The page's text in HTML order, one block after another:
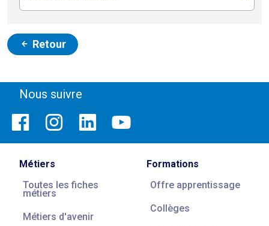
Retour
Nous suivre
Métiers
Toutes les fiches
métiers
Métiers d'avenir
Formations
Offre apprentissage
Collèges